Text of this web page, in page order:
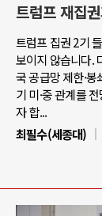
트럼프 재집
트럼프 집권 2기
보이지 않습니다.
국 공급망 제한·
기 미·중 관계를
자 합...
최필수(세종대)